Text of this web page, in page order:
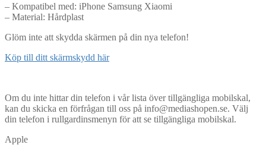
– Kompatibel med: iPhone Samsung Xiaomi
– Material: Hårdplast
Glöm inte att skydda skärmen på din nya telefon!
Köp till ditt skärmskydd här
Om du inte hittar din telefon i vår lista över tillgängliga mobilskal,
kan du skicka en förfrågan till oss på info@mediashopen.se. Välj
din telefon i rullgardinsmenyn för att se tillgängliga mobilskal.
Apple